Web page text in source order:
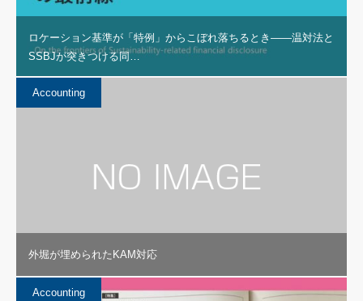
ロケーション基準が「特例」からこぼれ落ちるとき――温対法と
SSBJが突きつける同…
Accounting
外堀が埋められたKAM対応
Accounting